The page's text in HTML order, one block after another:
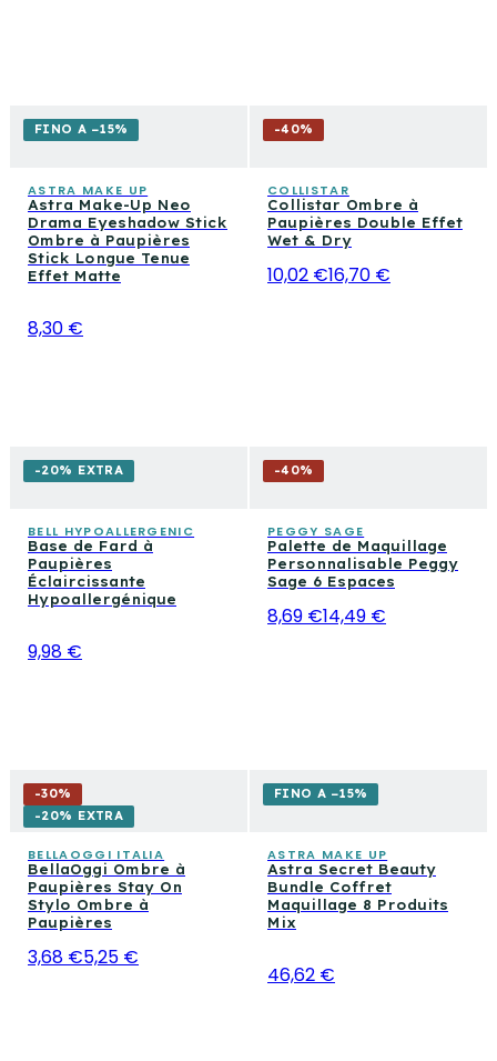
FINO A −15%
ASTRA MAKE UP
Astra Make-Up Neo
Drama Eyeshadow Stick
Ombre à Paupières
Stick Longue Tenue
Effet Matte
8,30 €
-40%
COLLISTAR
Collistar Ombre à
Paupières Double Effet
Wet & Dry
10,02 €16,70 €
-20% EXTRA
BELL HYPOALLERGENIC
Base de Fard à
Paupières
Éclaircissante
Hypoallergénique
9,98 €
-40%
PEGGY SAGE
Palette de Maquillage
Personnalisable Peggy
Sage 6 Espaces
8,69 €14,49 €
-30%
-20% EXTRA
BELLAOGGI ITALIA
BellaOggi Ombre à
Paupières Stay On
Stylo Ombre à
Paupières
3,68 €5,25 €
FINO A −15%
ASTRA MAKE UP
Astra Secret Beauty
Bundle Coffret
Maquillage 8 Produits
Mix
46,62 €